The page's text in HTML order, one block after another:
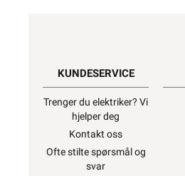
KUNDESERVICE
Trenger du elektriker? Vi
hjelper deg
Kontakt oss
Ofte stilte spørsmål og
svar